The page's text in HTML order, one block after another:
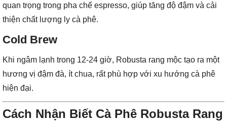
quan trọng trong pha chế espresso, giúp tăng độ đậm và cải
thiện chất lượng ly cà phê.
Cold Brew
Khi ngâm lạnh trong 12-24 giờ, Robusta rang mộc tạo ra một
hương vị đậm đà, ít chua, rất phù hợp với xu hướng cà phê
hiện đại.
Cách Nhận Biết Cà Phê Robusta Rang